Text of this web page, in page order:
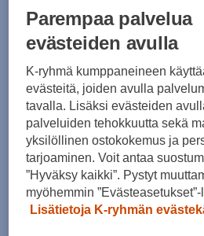
Suositut sisällöt
Ale vaatteet
Converse kengät
Hoka Clifton 11
Hybridipyörät
Juoksukengät
Juoksuvyöt
Parempaa palvelua
evästeiden avulla
K-ryhmä kumppaneineen
evästeitä, joiden avulla
tavalla. Lisäksi evästeiden
palveluiden tehokkuutta sekä
yksilöllinen ostokokemus ja
tarjoaminen. Voit antaa
”Hyväksy kaikki”. Pystyt
myöhemmin
Lisätietoja K-ryhmän